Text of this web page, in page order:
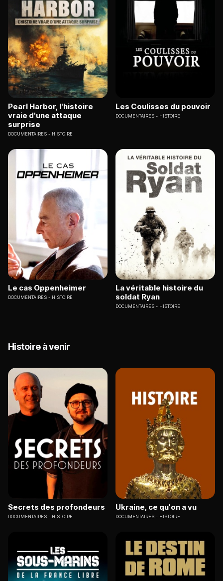
Pearl Harbor, l'histoire
vraie d'une attaque
surprise
DOCUMENTAIRES HISTOIRE
Les Coulisses du pouvoir
DOCUMENTAIRES HISTOIRE
Le cas Oppenheimer
DOCUMENTAIRES HISTOIRE
La véritable histoire du
soldat Ryan
DOCUMENTAIRES HISTOIRE
Histoire à venir
Secrets des profondeurs
DOCUMENTAIRES HISTOIRE
Ukraine, ce qu'on a vu
DOCUMENTAIRES HISTOIRE